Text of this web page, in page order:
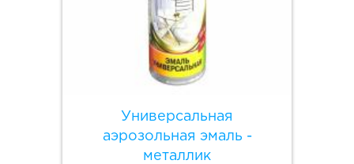
Универсальная
аэрозольная эмаль -
металлик